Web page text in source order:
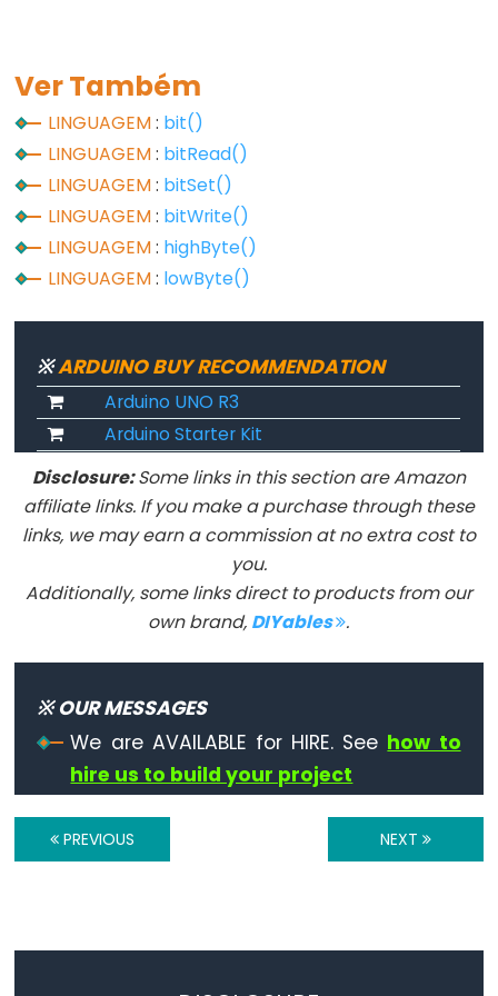
Inteiras
Variable
Scope
&
Qualifiers
const
escopo
static
volatile
Digital
Analog
analogWrite()
Ver Também
LINGUAGEM: bit()
LINGUAGEM: bitRead()
LINGUAGEM: bitSet()
LINGUAGEM: bitWrite()
LINGUAGEM: highByte()
LINGUAGEM: lowByte()
※ARDUINO BUY RECOMMENDATION
Arduino UNO R3
Arduino Starter Kit
Disclosure:Some links in this section are Amazon
affiliate links. If you make a purchase through these
links, we may earn a commission at no extra cost to
you.
Additionally, some links direct to products from our
own brand, DIYables .
※ OUR MESSAGES
We are AVAILABLE for HIRE. See how to
hire us to build your project
PREVIOUS NEXT